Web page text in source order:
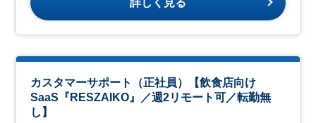
カスタマーサポート（正社員）【飲食店向け
SaaS『RESZAIKO』／週2リモート可／転勤無
し】